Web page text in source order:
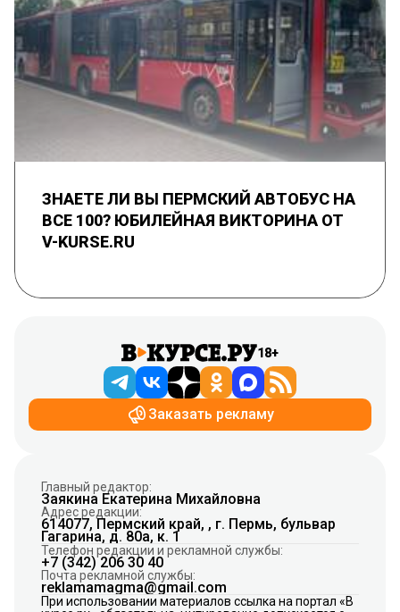
ЗНАЕТЕ ЛИ ВЫ ПЕРМСКИЙ АВТОБУС НА
ВСЕ 100? ЮБИЛЕЙНАЯ ВИКТОРИНА ОТ
V-KURSE.RU
18+
Заказать рекламу
Главный редактор:
Заякина Екатерина Михайловна
Адрес редакции:
614077, Пермский край, , г. Пермь, бульвар
Гагарина, д. 80а, к. 1
Телефон редакции и рекламной службы:
+7 (342) 206 30 40
Почта рекламной службы:
reklamamagma@gmail.com
При использовании материалов ссылка на портал «В